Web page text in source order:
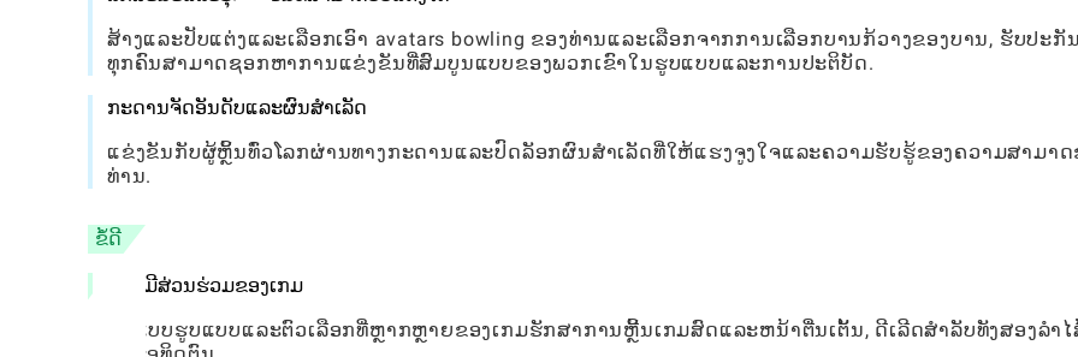
ສ້າງແລະປັບແຕ່ງແລະເລືອກເອົາ avatars bowling ຂອງທ່ານແລະເລືອກຈາກການເລືອກບານກ້ວາງຂອງບານ, ຮັບປະກັ
ທຸກຄົນສາມາດຊອກຫາການແຂ່ງຂັນທີ່ສົມບູນແບບຂອງພວກເຂົາໃນຮູບແບບແລະການປະຕິບັດ.
ກະດານຈັດອັນດັບແລະຜົນສໍາເລັດ
ແຂ່ງຂັນກັບຜູ້ຫຼິ້ນທົ່ວໂລກຜ່ານທາງກະດານແລະປົດລັອກຜົນສໍາເລັດທີ່ໃຫ້ແຮງຈູງໃຈແລະຄວາມຮັບຮູ້ຂອງຄວາມສາມາດ
ທ່ານ.
ຂໍ້ດີ
ການມີສ່ວນຮ່ວມຂອງເກມ
ຮູບແບບຮູບແບບແລະຕົວເລືອກທີ່ຫຼາກຫຼາຍຂອງເກມຮັກສາການຫຼີ້ນເກມສົດແລະຫນ້າຕື່ນເຕັ້ນ, ດີເລີດສໍາລັບທັງສອງລໍາໄ